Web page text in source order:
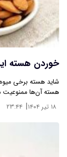
خوردن هسته
شاید هسته برخی
هسته آن‌ها ممنوعیت
۱۸ تیر ۱۴۰۴ | ۲۳:۴۴